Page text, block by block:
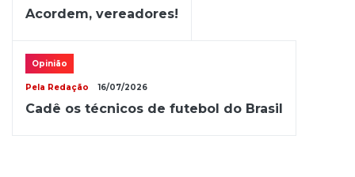
Acordem, vereadores!
Opinião
Pela Redação 16/07/2026
Cadê os técnicos de futebol do Brasil